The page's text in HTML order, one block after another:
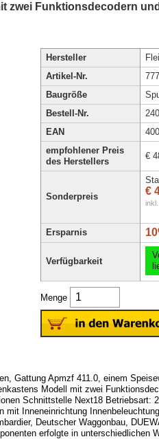
zwei Funktionsdecodern
Hersteller
Artikel-Nr.
Baugröße
Bestell-Nr.
EAN
empfohlener Preis
des Herstellers
€
Sonderpreis €
Ersparnis
Verfügbarkeit
Menge
Gattung Apmzf 411.0, einem
Modell mit zwei
Schnittstelle Next18 Betriebsart:
Inneneinrichtung
Deutscher Waggonbau,
erfolgte in unterschiedlichen